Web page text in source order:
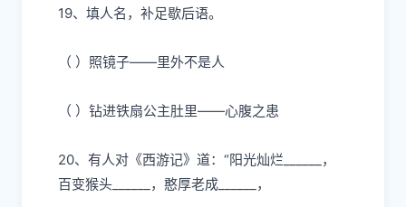
19、填⼈名，补⾜歇后语。
（ ）照镜⼦——⾥外不是⼈
（ ）钻进铁扇公主肚⾥——⼼腹之患
20、有⼈对《⻄游记》道：“阳光灿烂 ______，
百变猴头______，憨厚⽼成 ______，